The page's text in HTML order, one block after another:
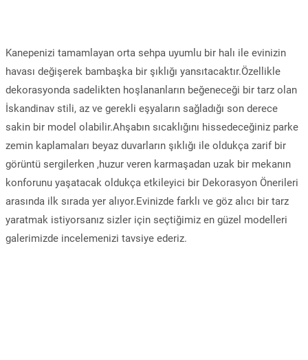
Kanepenizi tamamlayan orta sehpa uyumlu bir halı ile evinizin
havası değişerek bambaşka bir şıklığı yansıtacaktır.Özellikle
dekorasyonda sadelikten hoşlananların beğeneceği bir tarz olan
İskandinav stili, az ve gerekli eşyaların sağladığı son derece
sakin bir model olabilir.Ahşabın sıcaklığını hissedeceğiniz parke
zemin kaplamaları beyaz duvarların şıklığı ile oldukça zarif bir
görüntü sergilerken ,huzur veren karmaşadan uzak bir mekanın
konforunu yaşatacak oldukça etkileyici bir Dekorasyon Önerileri
arasında ilk sırada yer alıyor.Evinizde farklı ve göz alıcı bir tarz
yaratmak istiyorsanız sizler için seçtiğimiz en güzel modelleri
galerimizde incelemenizi tavsiye ederiz.